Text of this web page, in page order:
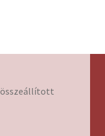
összeállított